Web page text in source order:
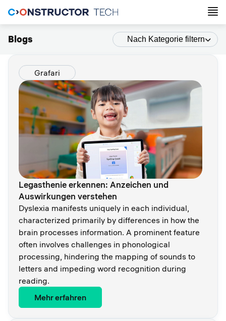
Blogs Nach Kategorie filtern
Grafari
Legasthenie erkennen: Anzeichen und
Auswirkungen verstehen
Dyslexia manifests uniquely in each individual,
characterized primarily by differences in how the
brain processes information. A prominent feature
often involves challenges in phonological
processing, hindering the mapping of sounds to
letters and impeding word recognition during
reading.
Mehr erfahren